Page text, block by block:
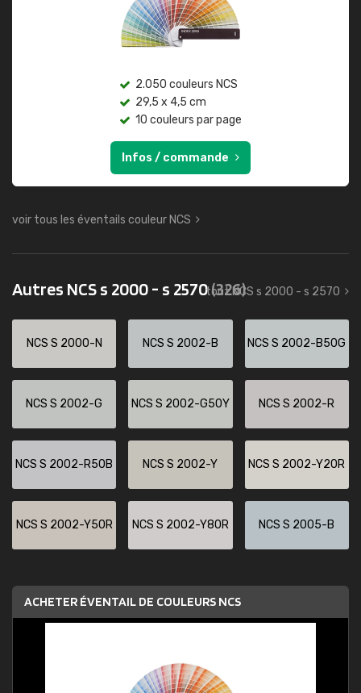
2.050 couleurs NCS
29,5 x 4,5 cm
10 couleurs par page
Infos / commande
voir tous les éventails couleur NCS
Autres NCS s 2000 - s 2570(326)
tout NCS s 2000 - s 2570
NCS S 2000-N NCS S 2002-B NCS S 2002-B50G
NCS S 2002-G NCS S 2002-G50Y NCS S 2002-R
NCS S 2002-R50B NCS S 2002-Y NCS S 2002-Y20R
NCS S 2002-Y50R NCS S 2002-Y80R NCS S 2005-B
ACHETER ÉVENTAIL DE COULEURS NCS